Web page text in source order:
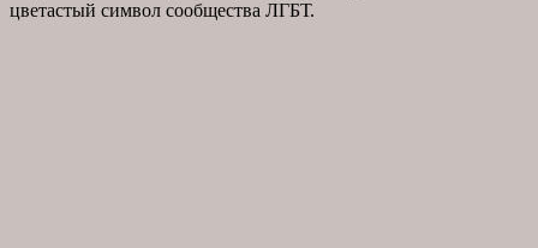
цветастый символ сообщества ЛГБТ.